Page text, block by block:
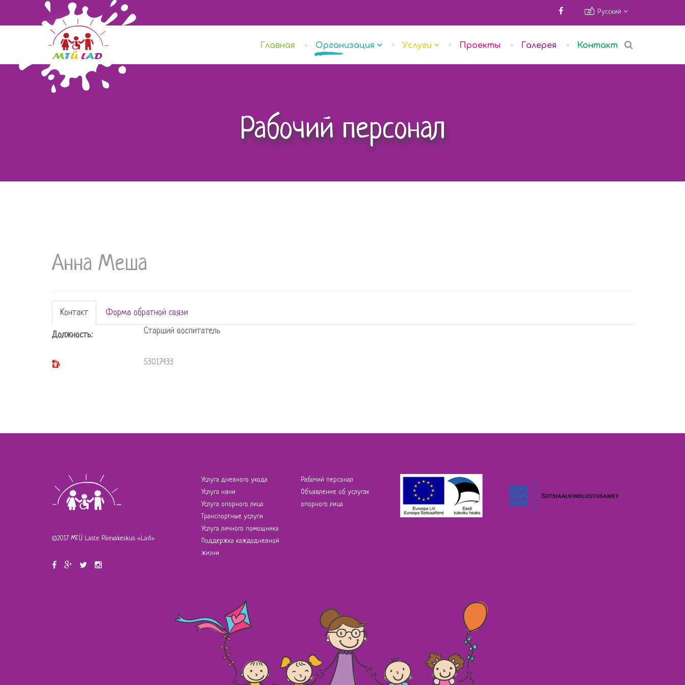
Русский
Главная Организация Услуги Проекты Галерея Контакт
Рабочий персонал
Анна Меша
Контакт Форма обратной связи
Должность: Старший воспитатель
53017433
©2017 MTÜ Laste Päevakeskus «Lad»
Услуга дневного ухода
Услуга няни
Услуга опорного лица
Транспортные услуги
Услуга личного помощника
Поддержка каждодневной
жизни
Рабочий персонал
Объявление об услугах
опорного лица